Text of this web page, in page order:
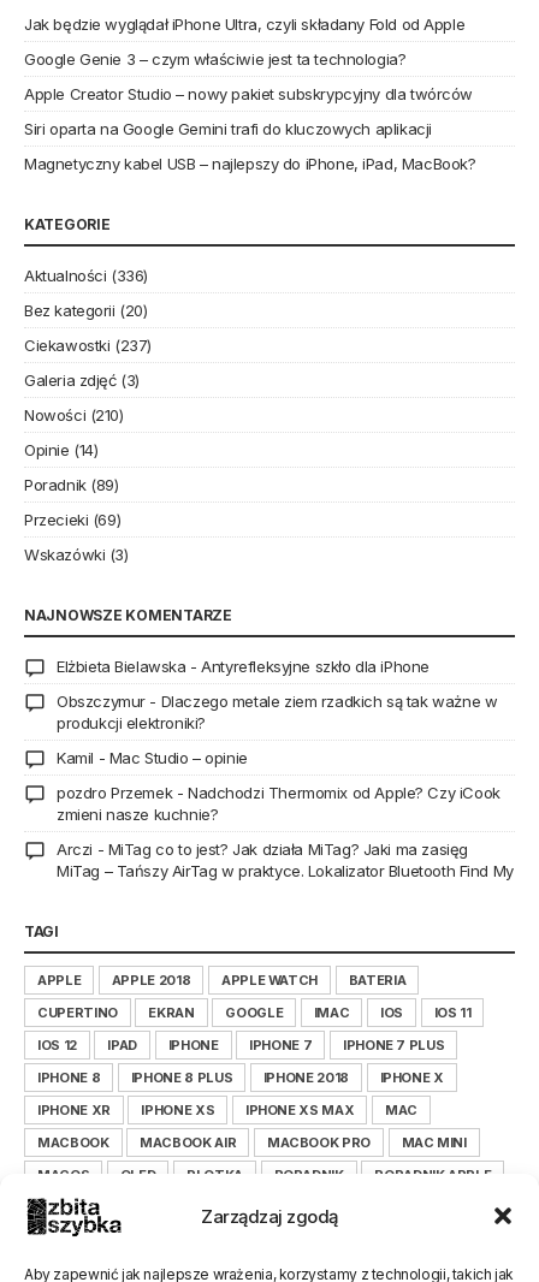
Zarządzaj zgodą
Aby zapewnić jak najlepsze wrażenia, korzystamy z technologii, takich jak
Jak będzie wyglądał iPhone Ultra, czyli składany Fold od Apple
Google Genie 3 – czym właściwie jest ta technologia?
Apple Creator Studio – nowy pakiet subskrypcyjny dla twórców
Siri oparta na Google Gemini trafi do kluczowych aplikacji
Magnetyczny kabel USB – najlepszy do iPhone, iPad, MacBook?
KATEGORIE
Aktualności (336)
Bez kategorii (20)
Ciekawostki (237)
Galeria zdjęć(3)
Nowości (210)
Opinie (14)
Poradnik(89)
Przecieki (69)
Wskazówki (3)
NAJNOWSZE KOMENTARZE
Elżbieta Bielawska -Antyrefleksyjne szkło dla iPhone
Obszczymur- Dlaczego metale ziem rzadkich są tak ważne w
produkcji elektroniki?
Kamil - Mac Studio – opinie
pozdro Przemek- Nadchodzi Thermomix od Apple? Czy iCook
zmieni nasze kuchnie?
Arczi - MiTag co to jest? Jak działa MiTag? Jaki ma zasięg
MiTag – Tańszy AirTag w praktyce. Lokalizator Bluetooth Find My
TAGI
APPLE APPLE 2018 APPLE WATCH
BATERIA
CUPERTINO
EKRAN GOOGLE IMAC IOS
IOS 11
IOS 12
IPAD IPHONE IPHONE 7
IPHONE 7 PLUS
IPHONE 8
IPHONE 8 PLUS IPHONE 2018
IPHONE X
IPHONE XR
IPHONE XS IPHONE XS MAX
MAC
MACBOOK
MACBOOK AIR MACBOOK PRO
MAC MINI
MACOS
OLED PLOTKA PORADNIK
PORADNIK APPLE
PORADNIK IOS
PORADNIK IPHONE
PORADNIK ZBITASZYBKA.PL
SMARTFON
TIM COOK WYŚWIETLACZ XIAOMI